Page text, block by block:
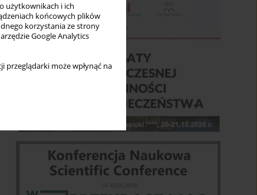
użytkownikach i ich
końcowych plików
korzystania ze strony
Google Analytics
przeglądarki może wpłynąć na